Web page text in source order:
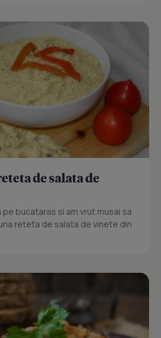
de salata de
bucataras si am vrut musai sa
reteta de salata de vinete din